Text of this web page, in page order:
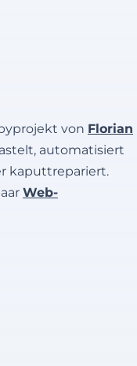
von Florian
automatisiert
kaputtrepariert.
Web-